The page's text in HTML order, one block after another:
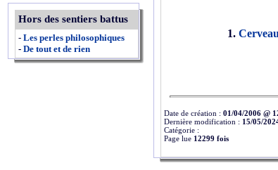
Hors des sentiers battus
- Les perles philosophiques
- De tout et de rien
1.
Date de création : 01/04/2006 @
Dernière modification : 15/05/
Catégorie :
Page lue 12299 fois